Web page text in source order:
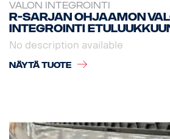
VALON INTEGROINTI
R-sarjan ohjaamon
integrointi
No description available
NÄYTÄ TUOTE